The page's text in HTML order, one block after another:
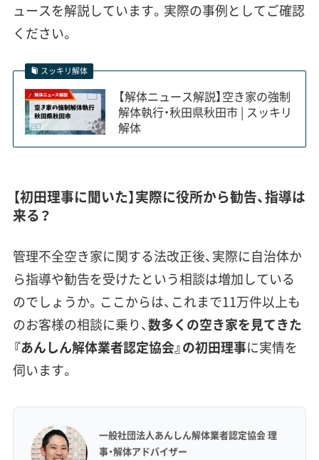
ュースを解説しています。実際の事例としてご確認
ください。
スッキリ解体
【解体ニュース解説】空き家の強制
解体執行・秋田県秋田市 | スッキリ
解体
【初田理事に聞いた】実際に役所から勧告、指導は
来る？
管理不全空き家に関する法改正後、実際に自治体か
ら指導や勧告を受けたという相談は増加している
のでしょうか。ここからは、これまで11万件以上も
のお客様の相談に乗り、数多くの空き家を見てきた
『あんしん解体業者認定協会』の初田理事に実情を
伺います。
一般社団法人あんしん解体業者認定協会 理
事・解体アドバイザー